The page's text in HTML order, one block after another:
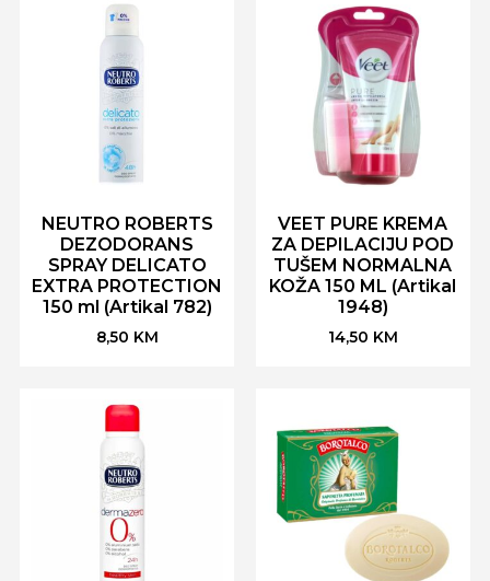
NEUTRO ROBERTS
DEZODORANS
SPRAY DELICATO
EXTRA PROTECTION
150 ml (Artikal 782)
8,50 KM
VEET PURE KREMA
ZA DEPILACIJU POD
TUŠEM NORMALNA
KOŽA 150 ML (Artikal
1948)
14,50 KM